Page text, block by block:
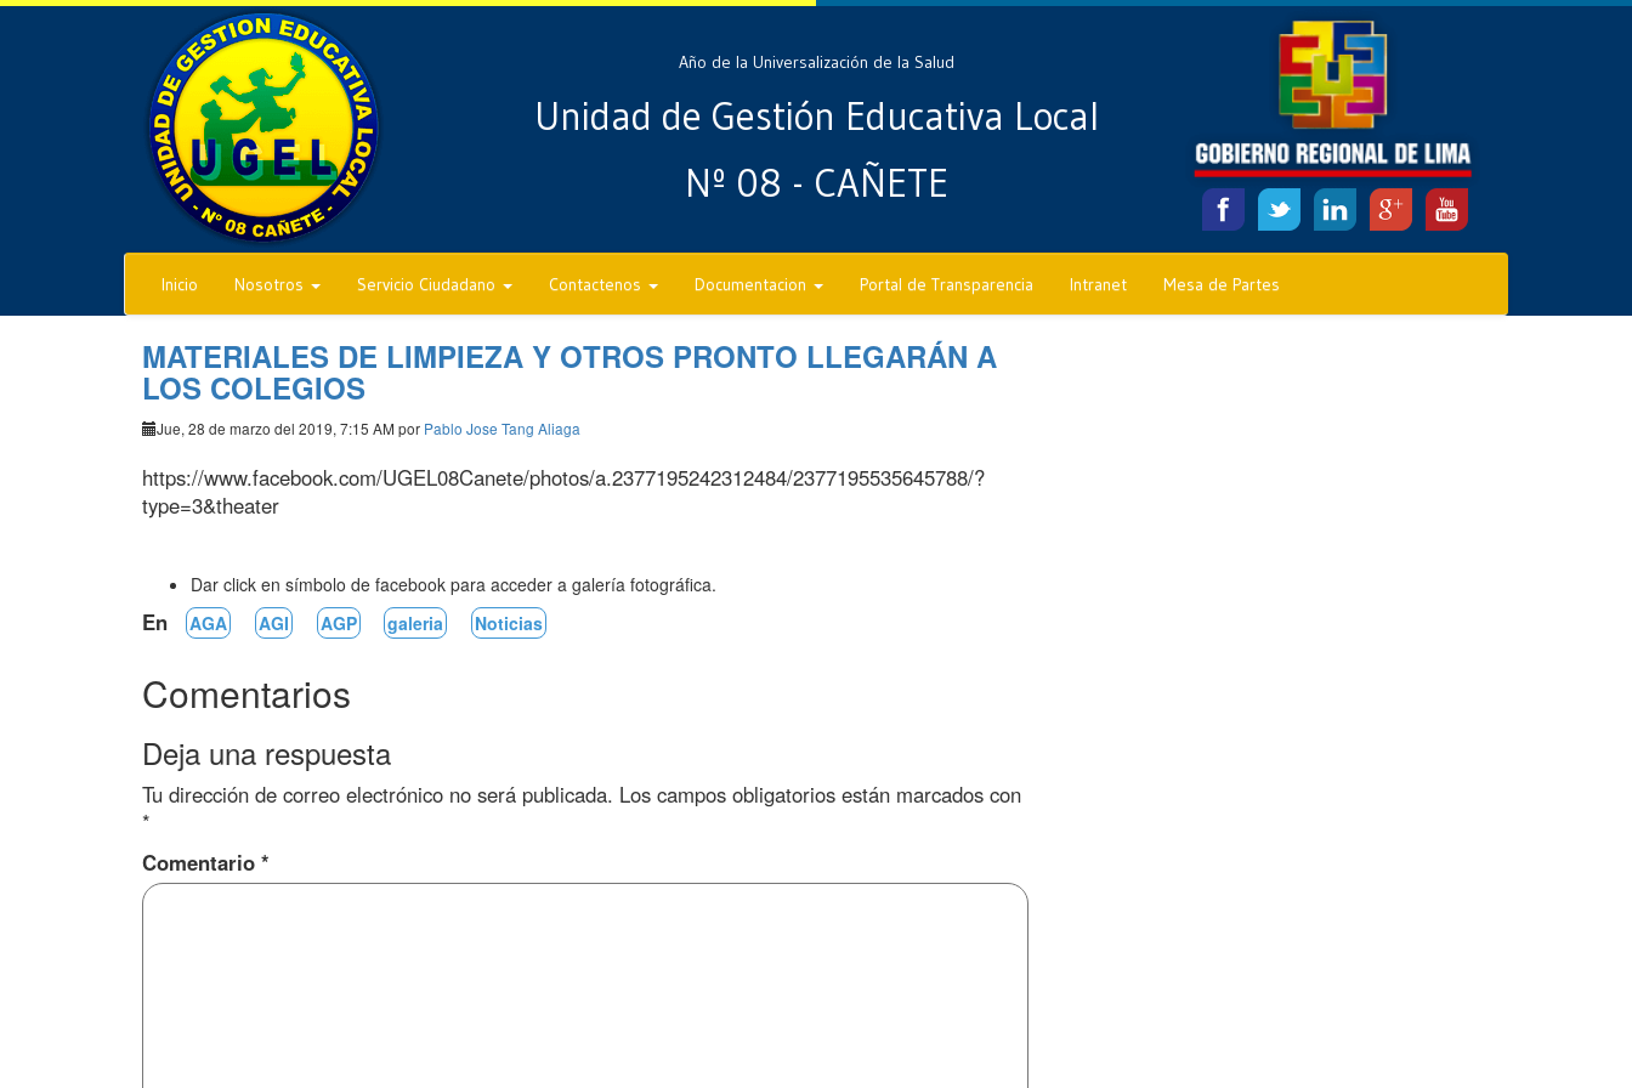
Año de la Universalización de la Salud
Unidad de Gestión Educativa Local
Nº 08 - CAÑETE
Inicio Nosotros Servicio Ciudadano Contactenos Documentacion Portal de Transparencia Intranet Mesa de Partes
MATERIALES DE LIMPIEZA Y OTROS PRONTO LLEGARÁN A
LOS COLEGIOS
Jue, 28 de marzo del 2019, 7:15 AM por Pablo Jose Tang Aliaga
https://www.facebook.com/UGEL08Canete/photos/a.2377195242312484/2377195535645788/?
type=3&theater
Dar click en símbolo de facebook para acceder a galería fotográfica.
En AGA AGI AGP galeria Noticias
Comentarios
Deja una respuesta
Tu dirección de correo electrónico no será publicada. Los campos obligatorios están marcados con
*
Comentario *